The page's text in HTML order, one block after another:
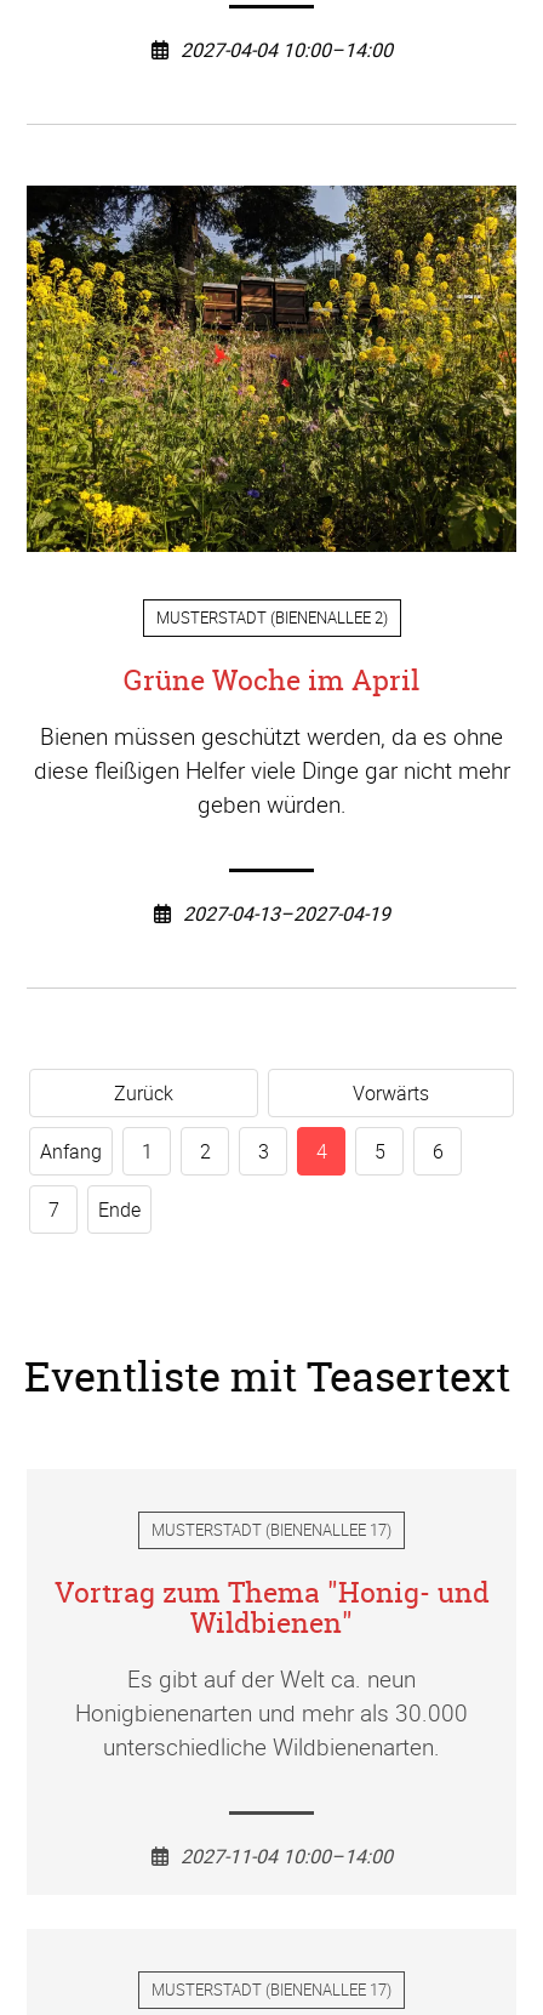
2027-04-04 10:00–14:00
MUSTERSTADT(BIENENALLEE 2)
Grüne Woche im April
Bienen müssen geschützt werden, da es ohne
diese fleißigen Helfer viele Dinge gar nicht mehr
geben würden.
2027-04-13–2027-04-19
Zurück Vorwärts
Anfang 1 2 3 4 5 6
7 Ende
Eventliste mit Teasertext
MUSTERSTADT (BIENENALLEE 17)
Vortrag zum Thema "Honig- und
Wildbienen"
Es gibt auf der Welt ca. neun
Honigbienenarten und mehr als 30.000
unterschiedliche Wildbienenarten.
2027-11-04 10:00–14:00
MUSTERSTADT (BIENENALLEE 17)